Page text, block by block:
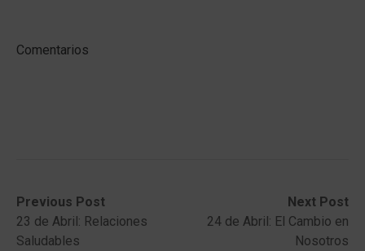
Comentarios
Post
navigation
Previous Post
Previous
post:23 de Abril: Relaciones
Saludables
Next Post
Next
post:
24 de Abril: El Cambio en
Nosotros